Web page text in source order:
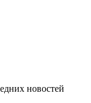
новостей